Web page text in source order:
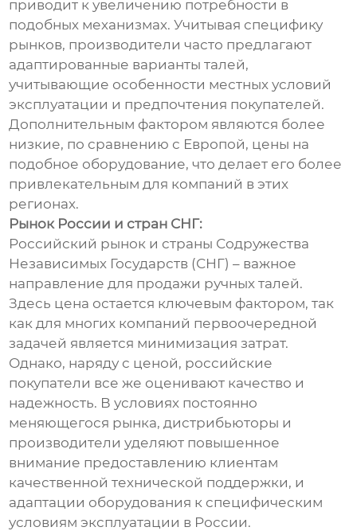
приводит к увеличению потребности в
подобных механизмах. Учитывая специфику
рынков, производители часто предлагают
адаптированные варианты талей,
учитывающие особенности местных условий
эксплуатации и предпочтения покупателей.
Дополнительным фактором являются более
низкие, по сравнению с Европой, цены на
подобное оборудование, что делает его более
привлекательным для компаний в этих
регионах.
Рынок России и стран СНГ:
Российский рынок и страны Содружества
Независимых Государств (СНГ) – важное
направление для продажи ручных талей.
Здесь цена остается ключевым фактором, так
как для многих компаний первоочередной
задачей является минимизация затрат.
Однако, наряду с ценой, российские
покупатели все же оценивают качество и
надежность. В условиях постоянно
меняющегося рынка, дистрибьюторы и
производители уделяют повышенное
внимание предоставлению клиентам
качественной технической поддержки, и
адаптации оборудования к специфическим
условиям эксплуатации в России.